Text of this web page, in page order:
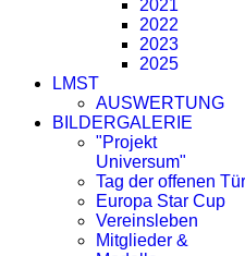
2021
2022
2023
2025
LMST
AUSWERTUNG
BILDERGALERIE
"Projekt
Universum"
Tag der offenen Tür
Europa Star Cup
Vereinsleben
Mitglieder &